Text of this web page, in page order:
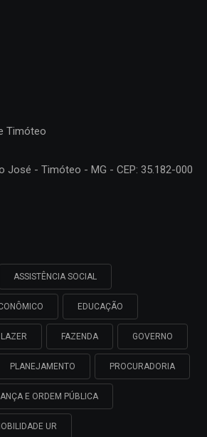
Timóteo
José - Timóteo - MG - CEP: 35.182-000
ASSISTÊNCIA SOCIAL
EDUCAÇÃO
FAZENDA GOVERNO
PLANEJAMENTO PROCURADORIA
E ORDEM PÚBLICA
UR